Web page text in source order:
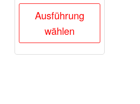
Ausführung
wählen
Dieses
weist
mehrere